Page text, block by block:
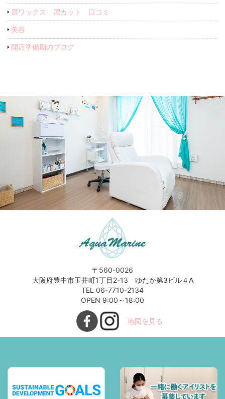
眉ワックス 眉カット 口コミ
美容
開店準備期のブログ
〒560-0026
大阪府豊中市玉井町1丁目2-13 ゆたか第3ビル４A
TEL 06-7710-2134
OPEN 9:00～18:00
地図を見る